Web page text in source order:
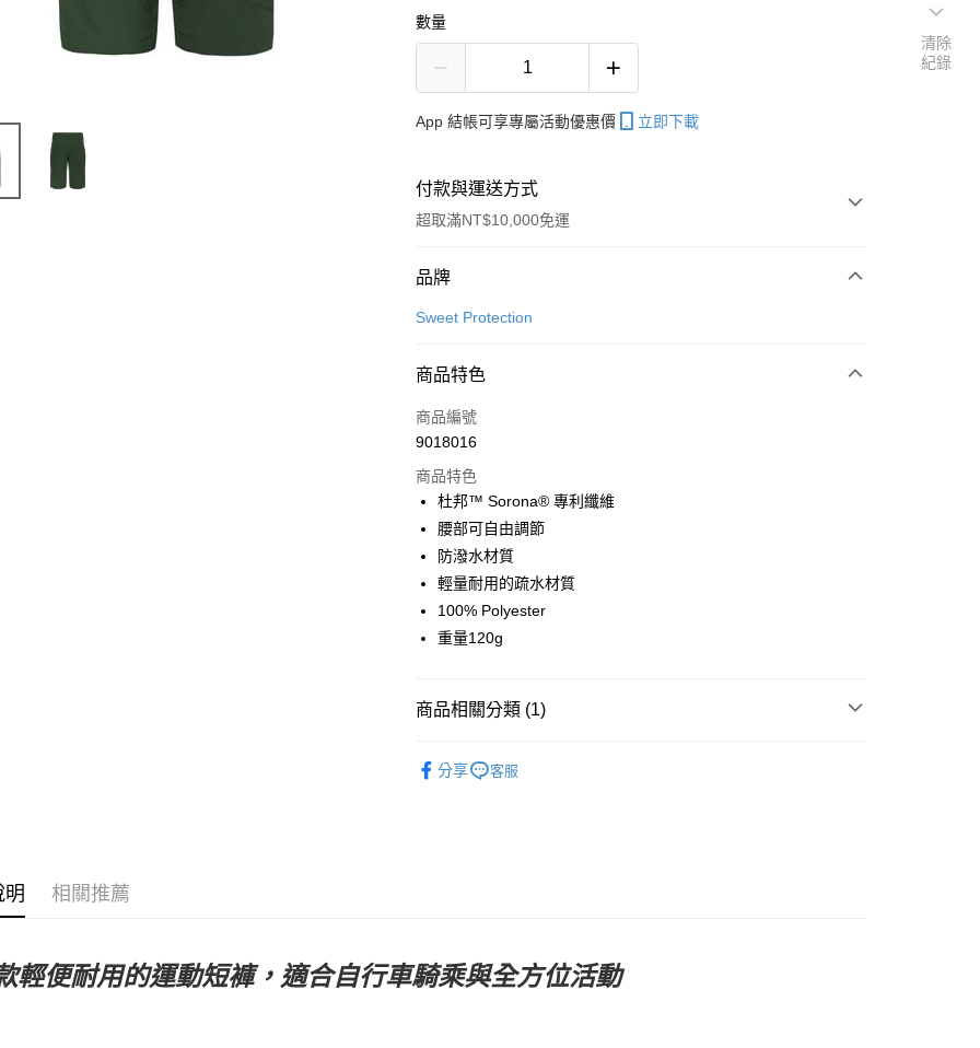
數量
App 結帳可享專屬活動優惠價 立即下載
付款與運送方式
超取滿NT$10,000免運
付款方式
信用卡一次付款
Apple Pay
Google Pay
運送方式
全家店到店
每筆NT$80，滿NT$10,000(含以上)免運費
每筆NT$80，滿NT$10,000(含以上)免運費
品牌
Sweet Protection
商品特色
商品編號
9018016
商品特色
杜邦™ Sorona® 專利纖維
腰部可自由調節
防潑水材質
輕量耐用的疏水材質
100% Polyester
重量120g
商品相關分類 (1)
分享
客服
明 相關推薦
輕便耐用的運動短褲，適合自行車騎乘與全方位活動
清除
紀錄